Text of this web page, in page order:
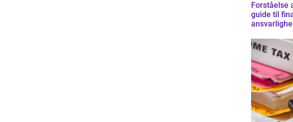
Forståelse
guide til